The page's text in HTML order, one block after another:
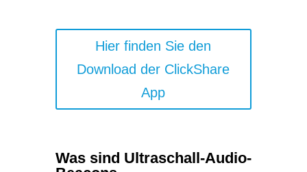
Hier finden Sie den
Download der ClickShare
App
Was sind Ultraschall-Audio-